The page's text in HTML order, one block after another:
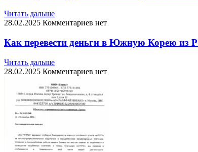
Читать дальше
28.02.2025 Комментариев нет
Как перевести деньги в Южную Корею из
Читать дальше
28.02.2025 Комментариев нет